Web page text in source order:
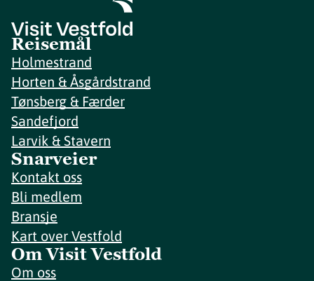
Reisemål
Holmestrand
Horten & Åsgårdstrand
Tønsberg & Færder
Sandefjord
Larvik & Stavern
Snarveier
Kontakt oss
Bli medlem
Bransje
Kart over Vestfold
Om Visit Vestfold
Om oss